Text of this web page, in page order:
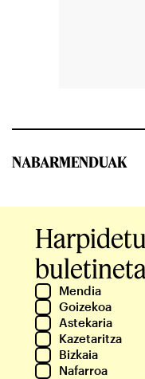
NABARMENDUAK
Mendia
Goizekoa
Astekaria
Kazetaritza
Bizkaia
Nafarroa